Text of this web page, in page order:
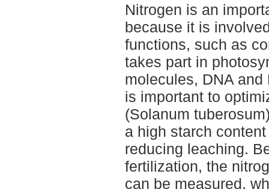
Nitrogen is an
because it is
functions, such as
takes part in
molecules, DNA
is important to
(Solanum
a high starch
reducing leaching.
fertilization, the
can be measured,